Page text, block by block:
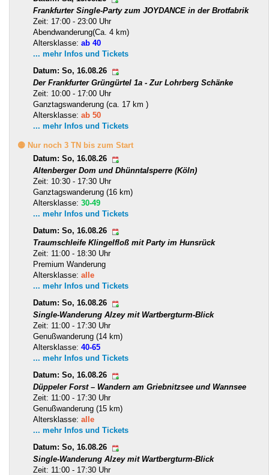
Frankfurter Single-Party zum JOYDANCE in der Brotfabrik
Zeit: 17:00 - 23:00 Uhr
Abendwanderung(Ca. 4 km)
Altersklasse: ab 40
... mehr Infos und Tickets
Datum: So, 16.08.26
Der Frankfurter Grüngürtel 1a - Zur Lohrberg Schänke
Zeit: 10:00 - 17:00 Uhr
Ganztagswanderung (ca. 17 km )
Altersklasse: ab 50
... mehr Infos und Tickets
🟡 Nur noch 3 TN bis zum Start
Datum: So, 16.08.26
Altenberger Dom und Dhünntalsperre (Köln)
Zeit: 10:30 - 17:30 Uhr
Ganztagswanderung (16 km)
Altersklasse: 30-49
... mehr Infos und Tickets
Datum: So, 16.08.26
Traumschleife Klingelfloß mit Party im Hunsrück
Zeit: 11:00 - 18:30 Uhr
Premium Wanderung
Altersklasse: alle
... mehr Infos und Tickets
Datum: So, 16.08.26
Single-Wanderung Alzey mit Wartbergturm-Blick
Zeit: 11:00 - 17:30 Uhr
Genußwanderung (14 km)
Altersklasse: 40-65
... mehr Infos und Tickets
Datum: So, 16.08.26
Düppeler Forst – Wandern am Griebnitzsee und Wannsee
Zeit: 11:00 - 17:30 Uhr
Genußwanderung (15 km)
Altersklasse: alle
... mehr Infos und Tickets
Datum: So, 16.08.26
Single-Wanderung Alzey mit Wartbergturm-Blick
Zeit: 11:00 - 17:30 Uhr